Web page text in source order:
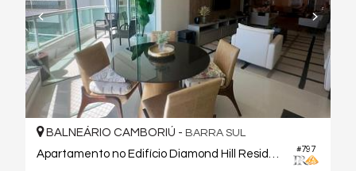
#797
BALNEÁRIO CAMBORIÚ - BARRA SUL
Apartamento no Edifício Diamond Hill Residence